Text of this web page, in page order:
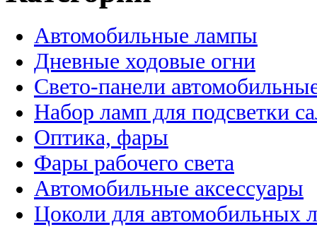
Автомобильные лампы
Дневные ходовые огни
Свето-панели
Набор ламп для подсветки
Оптика, фары
Фары рабочего света
Автомобильные аксессуары
Цоколи для автомобильных